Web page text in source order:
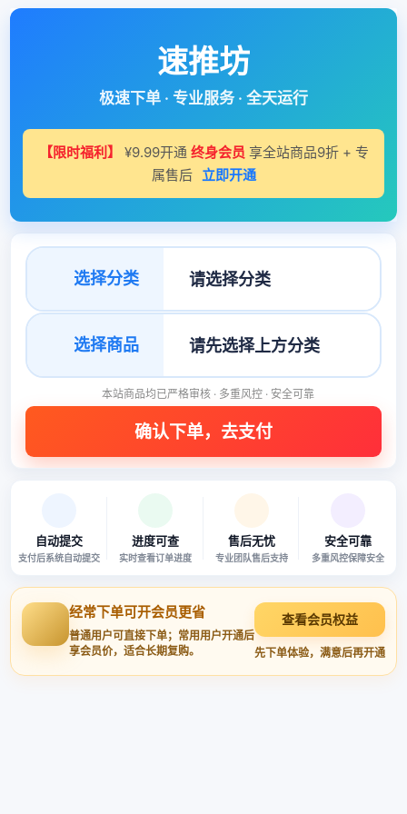
速推坊
极速下单 · 专业服务 · 全天运行
【限时福利】 ¥9.99开通 终身会员 享全站商品9折 + 专
属售后 立即开通
选择分类
选择商品
本站商品均已严格审核 · 多重风控 · 安全可靠
自动提交
支付后系统自动提交
进度可查
实时查看订单进度
售后无忧
专业团队售后支持
安全可靠
多重风控保障安全
经常下单可开会员更省
普通用户可直接下单；常用用户开通后
享会员价，适合长期复购。
查看会员权益
先下单体验，满意后再开通